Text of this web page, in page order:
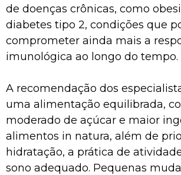
de doenças crônicas, como
diabetes tipo 2, condições que
comprometer ainda mais a
imunológica ao longo do tempo.
A recomendação dos
uma alimentação equilibrada,
moderado de açúcar e maior
alimentos in natura, além de
hidratação, a prática de
sono adequado. Pequenas